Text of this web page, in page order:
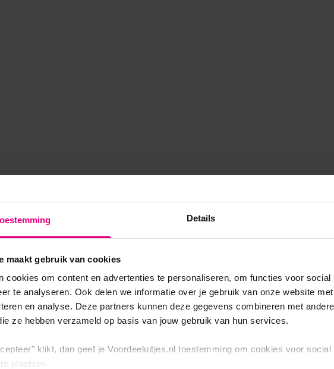
Details
maakt gebruik van cookies
cookies om content en advertenties te personaliseren, om functies voor
te analyseren. Ook delen we informatie over je gebruik van onze website
en analyse. Deze partners kunnen deze gegevens combineren met
ze hebben verzameld op basis van jouw gebruik van hun services.
klikt, dan geef je Voordeeluitjes.nl toestemming om cookies voor
plaatsen.
side exception has occurred while loadingwww.voordeeluitjes.nl (see the